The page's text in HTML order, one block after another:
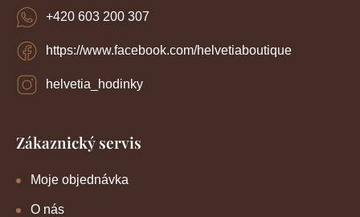
https://www.facebook.com/helvetiaboutique
helvetia_hodinky
+420 603 200 307
Zákaznický servis
Moje objednávka
O nás